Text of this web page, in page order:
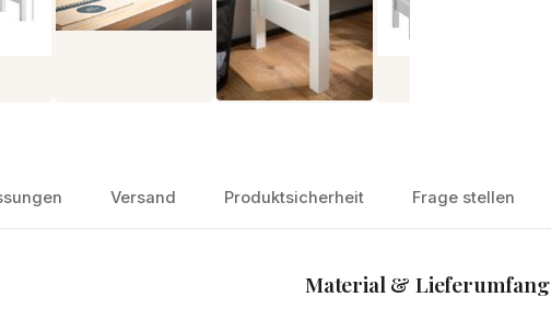
Versand Produktsicherheit Frage stellen
Material & Lieferumfang